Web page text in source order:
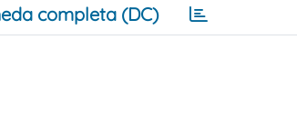
completa (DC)